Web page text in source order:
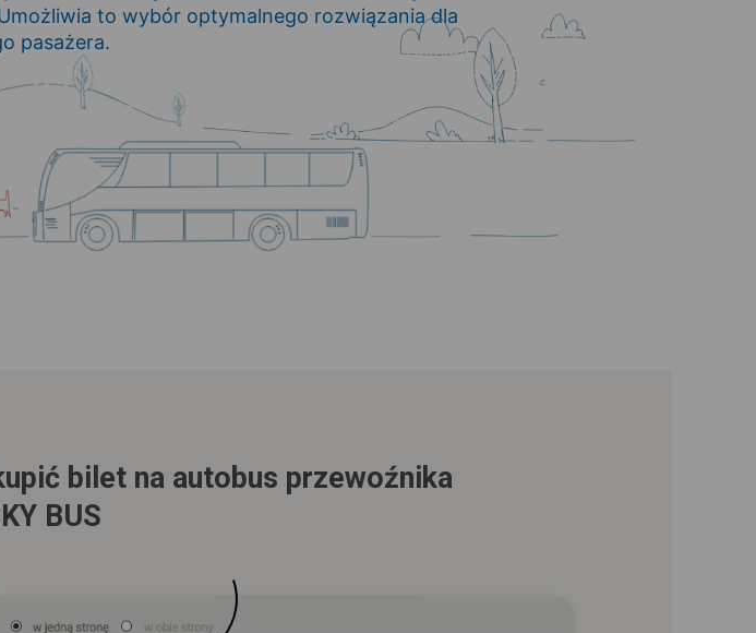
to wybór optymalnego rozwiązania dla
pasażera.
bilet na autobus przewoźnika
BUS